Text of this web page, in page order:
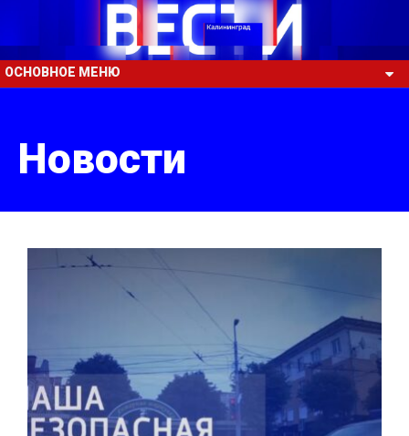
ОСНОВНОЕ МЕНЮ
Новости